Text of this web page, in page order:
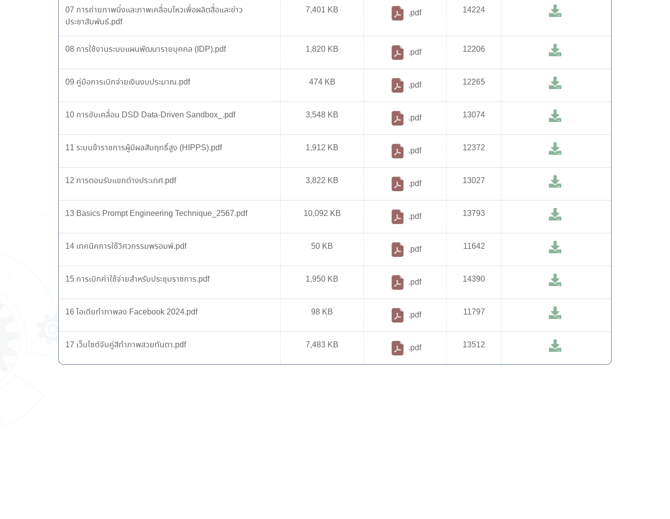
07 การถ่ายภาพนิ่งและภาพเคลื่อนไหวเพื่อผลิตสื่อและข่าว
ประชาสัมพันธ์.pdf
7,401 KB .pdf 14224
08 การใช้งานระบบแผนพัฒนารายบุคคล (IDP).pdf 1,820 KB .pdf 12206
09 คู่มือการเบิกจ่ายเงินงบประมาณ.pdf 474 KB .pdf 12265
10 การขับเคลื่อน DSD Data-Driven Sandbox_.pdf 3,548 KB .pdf 13074
11 ระบบข้าราชการผู้มีผลสัมฤทธิ์สูง (HIPPS).pdf 1,912 KB .pdf 12372
12 การตอนรับแขกต่างประเทศ.pdf 3,822 KB .pdf 13027
13 Basics Prompt Engineering Technique_2567.pdf 10,092 KB .pdf 13793
14 เทคนิคการใช้วิศวกรรมพรอมพ์.pdf 50 KB .pdf 11642
15 การเบิกค่าใช้จ่ายสำหรับประชุมราชการ.pdf 1,950 KB .pdf 14390
16 ไอเดียทำภาพลง Facebook 2024.pdf 98 KB .pdf 11797
17 เว็บไซต์จับคู่สีทำภาพสวยทันตา.pdf 7,483 KB .pdf 13512